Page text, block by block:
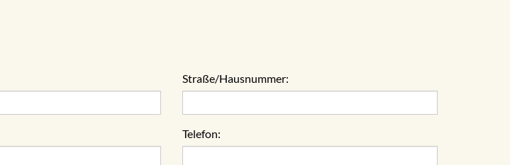
Straße/Hausnummer:
Telefon: